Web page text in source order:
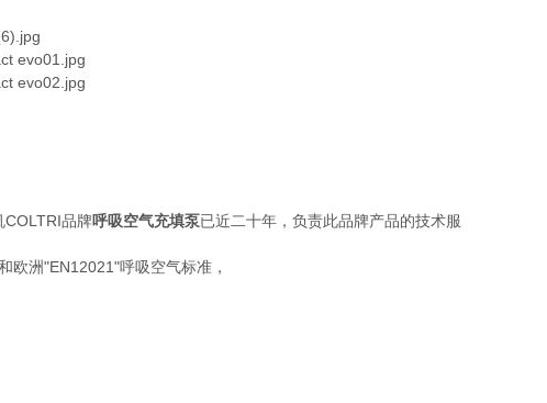
品牌呼吸空气充填泵已近二十年，负责此品牌产品的技术服
欧洲"EN12021"呼吸空气标准，